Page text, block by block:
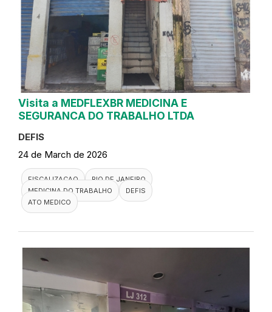
Visita a MEDFLEXBR MEDICINA E
SEGURANCA DO TRABALHO LTDA
DEFIS
24 de March de 2026
FISCALIZACAO
RIO DE JANEIRO
MEDICINA DO TRABALHO
DEFIS
ATO MEDICO